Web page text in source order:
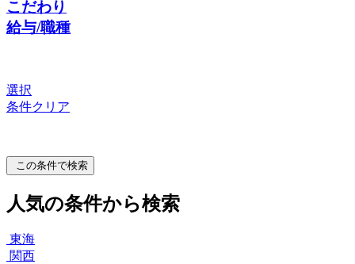
こだわり
給与/職種
選択
条件クリア
この条件で検索
人気の条件から検索
東海
関西